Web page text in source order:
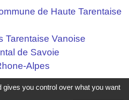
de Haute Tarentaise
Tarentaise Vanoise
de Savoie
Alpes
Politique de confidentialité -
you control over what you want